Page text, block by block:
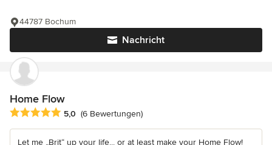
Nachricht
44787 Bochum
Home Flow
Durchschnittliche Bewertung: 5 von 5 Sternen
5,0 (6 Bewertungen)
Let me „Brit“ up your life... or at least make your Home Flow!